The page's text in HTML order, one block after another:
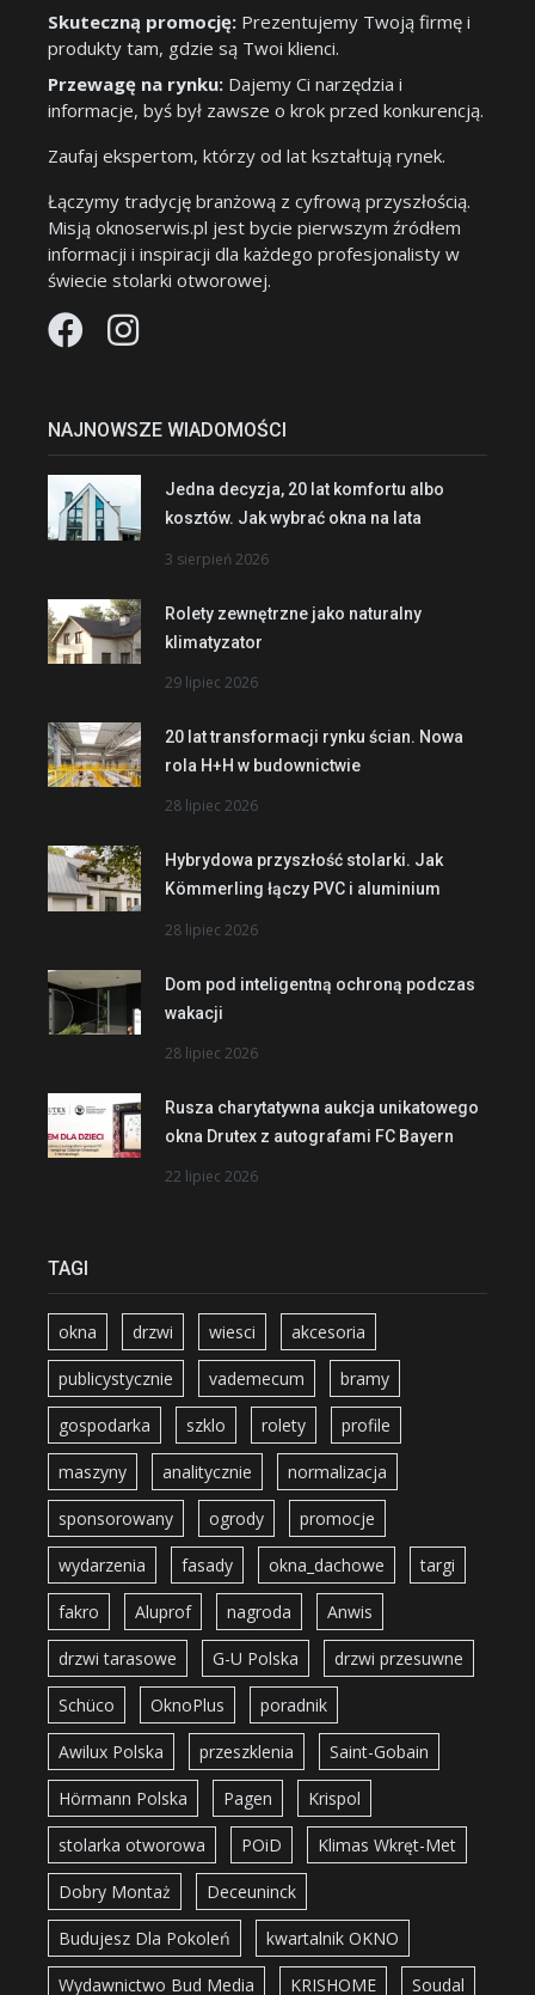
Skuteczną promocję: Prezentujemy Twoją firmę i
produkty tam, gdzie są Twoi klienci.
Przewagę na rynku: Dajemy Ci narzędzia i
informacje, byś był zawsze o krok przed konkurencją.
Zaufaj ekspertom, którzy od lat kształtują rynek.
Łączymy tradycję branżową z cyfrową przyszłością.
Misją oknoserwis.pl jest bycie pierwszym źródłem
informacji i inspiracji dla każdego profesjonalisty w
świecie stolarki otworowej.
NAJNOWSZE WIADOMOŚCI
Jedna decyzja, 20 lat komfortu albo
kosztów. Jak wybrać okna na lata
3 sierpień 2026
Rolety zewnętrzne jako naturalny
klimatyzator
29 lipiec 2026
20 lat transformacji rynku ścian. Nowa
rola H+H w budownictwie
28 lipiec 2026
Hybrydowa przyszłość stolarki. Jak
Kömmerling łączy PVC i aluminium
28 lipiec 2026
Dom pod inteligentną ochroną podczas
wakacji
28 lipiec 2026
Rusza charytatywna aukcja unikatowego
okna Drutex z autografami FC Bayern
22 lipiec 2026
TAGI
okna drzwi wiesci akcesoria
publicystycznie vademecum bramy
gospodarka szklo rolety profile
maszyny analitycznie normalizacja
sponsorowany ogrody promocje
wydarzenia fasady okna_dachowe targi
fakro Aluprof nagroda Anwis
drzwi tarasowe G-U Polska drzwi przesuwne
Schüco OknoPlus poradnik
Awilux Polska przeszklenia Saint-Gobain
Hörmann Polska Pagen Krispol
stolarka otworowa POiD Klimas Wkręt-Met
Dobry Montaż Deceuninck
Budujesz Dla Pokoleń kwartalnik OKNO
Wydawnictwo Bud Media KRISHOME Soudal